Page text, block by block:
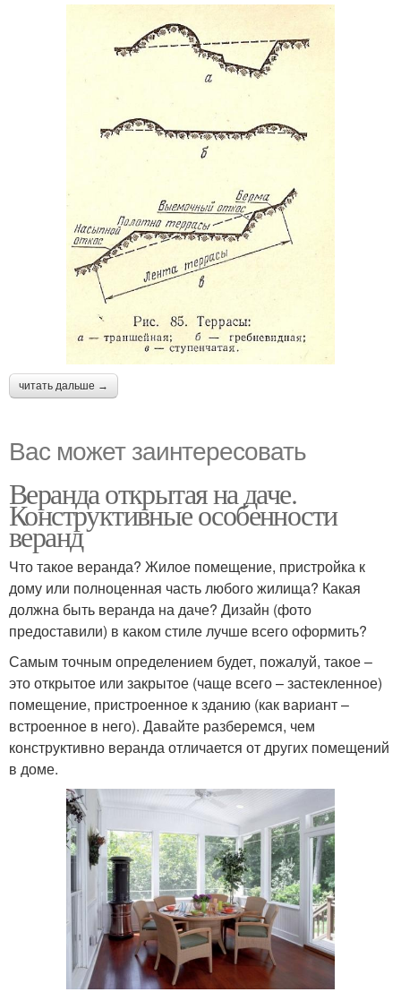
читать дальше →
Вас может заинтересовать
Веранда открытая на даче.
Конструктивные особенности
веранд
Что такое веранда? Жилое помещение, пристройка к
дому или полноценная часть любого жилища? Какая
должна быть веранда на даче? Дизайн (фото
предоставили) в каком стиле лучше всего оформить?
Самым точным определением будет, пожалуй, такое –
это открытое или закрытое (чаще всего – застекленное)
помещение, пристроенное к зданию (как вариант –
встроенное в него). Давайте разберемся, чем
конструктивно веранда отличается от других помещений
в доме.